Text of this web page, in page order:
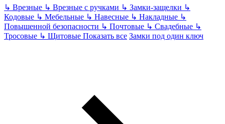
↳ Врезные ↳ Врезные с ручками ↳ Замки-защелки ↳
Кодовые ↳ Мебельные ↳ Навесные ↳ Накладные ↳
Повышенной безопасности ↳ Почтовые ↳ Свадебные ↳
Тросовые ↳ Щитовые Показать все Замки под один ключ